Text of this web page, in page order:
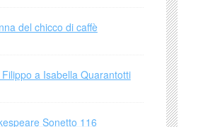
del chicco di caffè
a Isabella Quarantotti
Sonetto 116